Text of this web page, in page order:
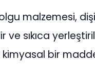
malzemesi,
sıkıca
kimyasal bir